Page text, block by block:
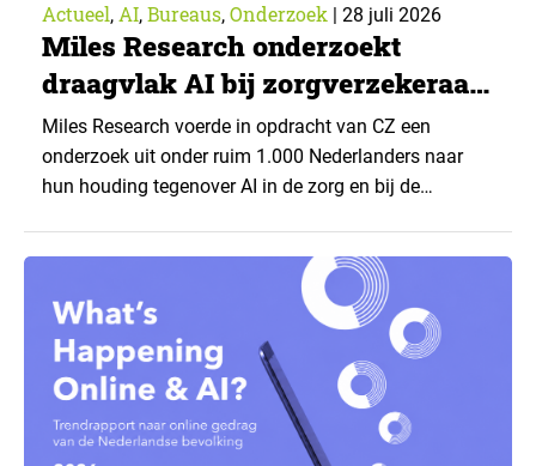
Actueel, AI, Bureaus, Onderzoek | 28 juli 2026
Miles Research onderzoekt
draagvlak AI bij zorgverzekeraar
CZ
Miles Research voerde in opdracht van CZ een
onderzoek uit onder ruim 1.000 Nederlanders naar
hun houding tegenover AI in de zorg en bij de
toepassingen, en waar trekken zij een grens? Dit
artikel is aangeleverd door kennispartner Miles
Research. ▼ De uitkomsten zijn…